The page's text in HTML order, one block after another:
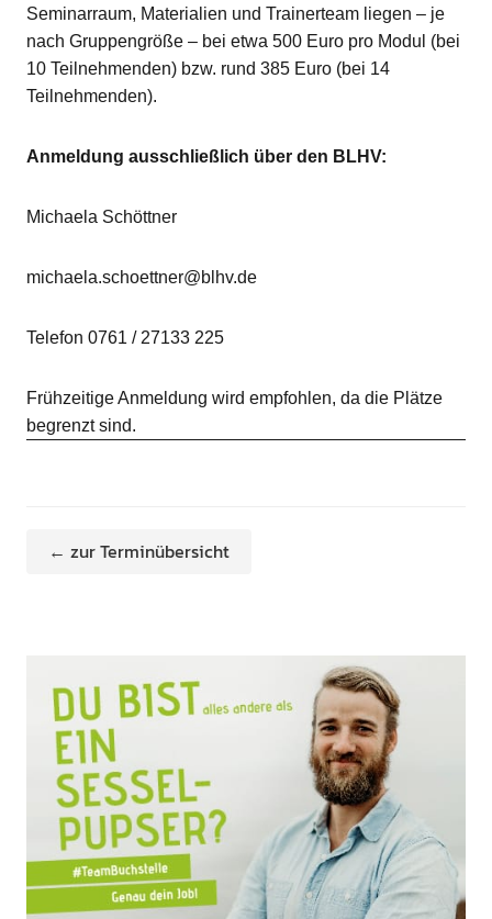
Seminarraum, Materialien und Trainerteam liegen – je
nach Gruppengröße – bei etwa 500 Euro pro Modul (bei
10 Teilnehmenden) bzw. rund 385 Euro (bei 14
Teilnehmenden).
Anmeldung ausschließlich über den BLHV:
Michaela Schöttner
michaela.schoettner@blhv.de
Telefon 0761 / 27133 225
Frühzeitige Anmeldung wird empfohlen, da die Plätze
begrenzt sind.
← zur Terminübersicht